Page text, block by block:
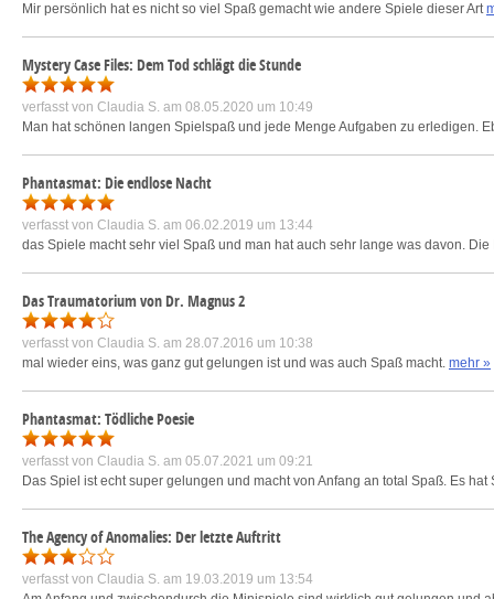
Mir persönlich hat es nicht so viel Spaß gemacht wie andere Spiele dieser Art
Mystery Case Files: Dem Tod schlägt die Stunde
verfasst von Claudia S. am 08.05.2020 um 10:49
Man hat schönen langen Spielspaß und jede Menge Aufgaben zu erledigen.
Phantasmat: Die endlose Nacht
verfasst von Claudia S. am 06.02.2019 um 13:44
das Spiele macht sehr viel Spaß und man hat auch sehr lange was davon.
Das Traumatorium von Dr. Magnus 2
verfasst von Claudia S. am 28.07.2016 um 10:38
mal wieder eins, was ganz gut gelungen ist und was auch Spaß macht. mehr »
Phantasmat: Tödliche Poesie
verfasst von Claudia S. am 05.07.2021 um 09:21
Das Spiel ist echt super gelungen und macht von Anfang an total Spaß. Es
The Agency of Anomalies: Der letzte Auftritt
verfasst von Claudia S. am 19.03.2019 um 13:54